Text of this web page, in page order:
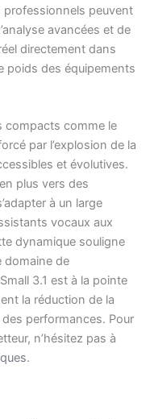
peuvent
avancées et de
directement dans
poids des équipements
compacts comme le
par l’explosion de la
et évolutives.
plus vers des
à un large
vocaux aux
dynamique souligne
domaine de
3.1 est à la pointe
la réduction de la
performances. Pour
n’hésitez pas à
.